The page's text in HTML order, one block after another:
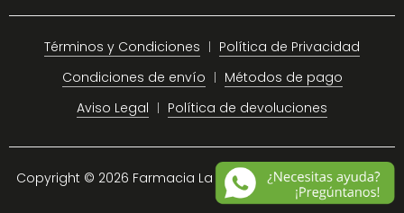
Términos y Condiciones
Política de Privacidad
Condiciones de envío
Métodos de pago
Aviso Legal
Política de devoluciones
Copyright © 2026 Farmacia La Plaza Chiclana. Site Map